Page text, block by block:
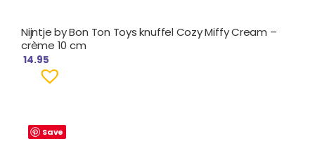
Nijntje by Bon Ton Toys knuffel Cozy Miffy Cream –
crème 10 cm
14.95
Save